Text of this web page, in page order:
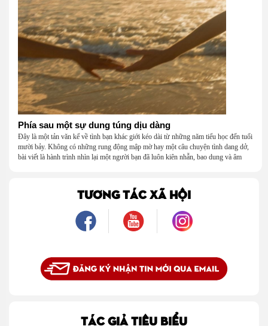
Phía sau một sự dung túng dịu dàng
Đây là một tản văn kể về tình bạn khác giới kéo dài từ những năm tiểu học đến tuổi
mười bảy. Không có những rung động mập mờ hay một câu chuyện tình dang dở,
bài viết là hành trình nhìn lại một người bạn đã luôn kiên nhẫn, bao dung và âm
là một mối tình, mà là một người luôn cho tôi quyền được là chính mình.
TƯƠNG TÁC XÃ HỘI
TÁC GIẢ TIÊU BIỂU